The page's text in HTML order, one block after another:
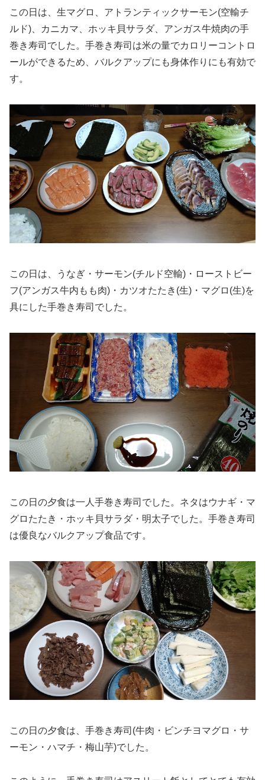
この日は、生マグロ、アトランティックサーモン(空輸チ
ルド)、カニカマ、ホッキ貝サラダ、アンガス牛焼肉の手
巻き寿司でした。手巻き寿司は米の量でカロリーコントロ
ールができるため、バルクアップにも身体作りにも有効で
す。
この日は、うなぎ・サーモン(チルド空輸)・ローストビー
フ(アンガス牛内もも肉)・カツオたたき(生)・マグロ(生)を
具にした手巻き寿司でした。
この日の夕食は一人手巻き寿司でした。ネタはウナギ・マ
グロたたき・ホッキ貝サラダ・明太子でした。手巻き寿司
は優良なバルクアップ食品です。
この日の夕食は、手巻き寿司(牛肉・ビンチヨマグロ・サ
ーモン・ハマチ・梅山芋)でした。